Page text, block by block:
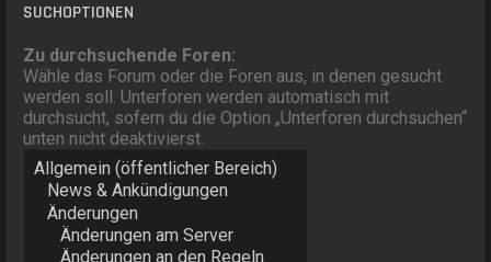
SUCHOPTIONEN
Zu durchsuchende Foren:
Wähle das Forum oder die Foren aus, in denen gesucht
werden soll. Unterforen werden automatisch mit
durchsucht, sofern du die Option „Unterforen durchsuchen“
unten nicht deaktivierst.